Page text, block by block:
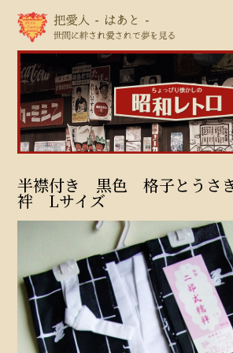
半襟付き 黒色 格子とうさ
袢 Lサイズ